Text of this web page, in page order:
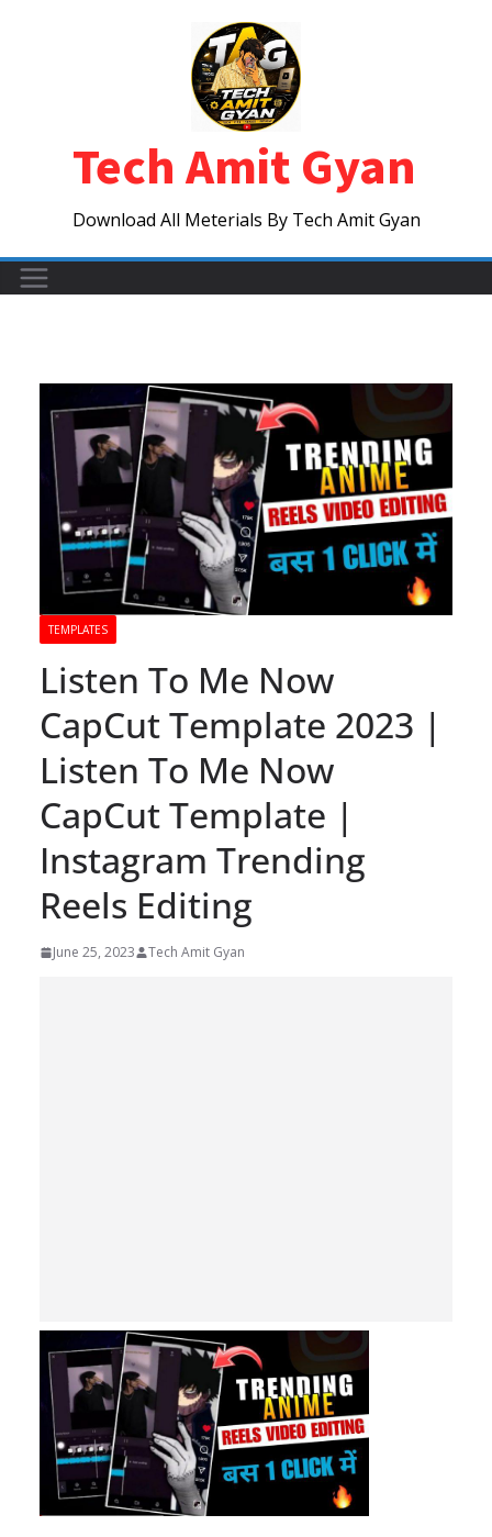
Tech Amit Gyan
Download All Meterials By Tech Amit Gyan
TEMPLATES
Listen To Me Now
CapCut Template 2023 |
Listen To Me Now
CapCut Template |
Instagram Trending
Reels Editing
June 25, 2023 Tech Amit Gyan